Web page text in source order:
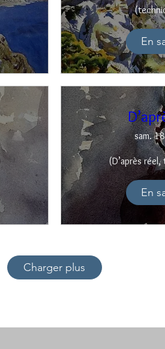
En
sam.
(D’après
En
Charger plus